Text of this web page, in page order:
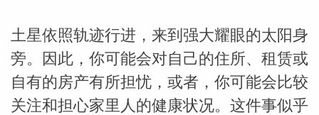
土星依照轨迹行进，来到强大耀眼的太阳身
旁。因此，你可能会对自己的住所、租赁或
自有的房产有所担忧，或者，你可能会比较
关注和担心家里人的健康状况。这件事似乎